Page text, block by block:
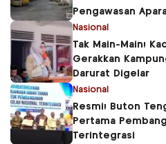
Pengawasan
Nasional
Tak Main-Main!
Gerakkan
Darurat Digelar
Nasional
Resmi! Buton
Pertama
Terintegrasi